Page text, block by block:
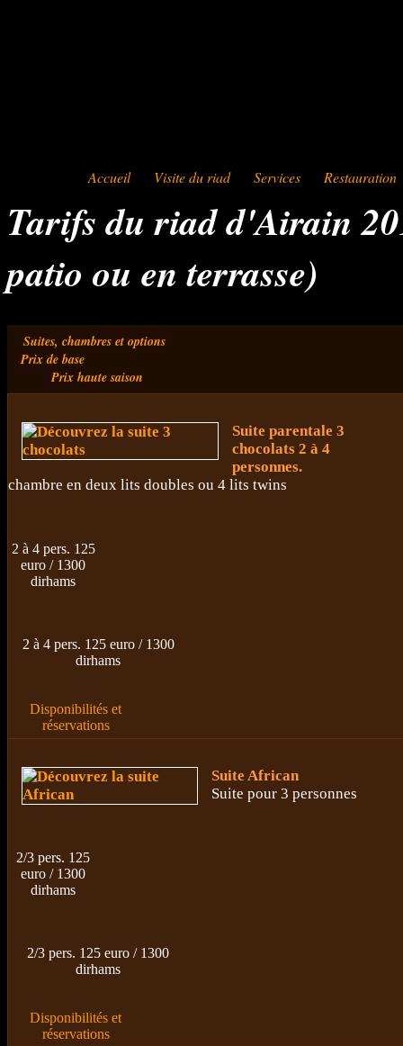
Accueil Visite du riad Services Restauration
Tarifs du riad d'Airain
patio ou en terrasse)
Suites, chambres et options
Prix de base
Prix haute saison
Suite parentale 3
chocolats 2 à 4
personnes.
chambre en deux lits doubles ou 4 lits twins
2 à 4 pers. 125
euro / 1300
dirhams
2 à 4 pers. 125 euro / 1300
dirhams
Disponibilités et
réservations
Suite African
Suite pour 3 personnes
2/3 pers. 125
euro / 1300
dirhams
2/3 pers. 125 euro / 1300
dirhams
Disponibilités et
réservations